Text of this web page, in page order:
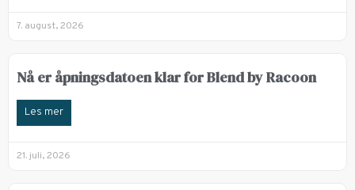
7. august, 2026
Nå er åpningsdatoen klar for Blend by Racoon
Les mer
21. juli, 2026